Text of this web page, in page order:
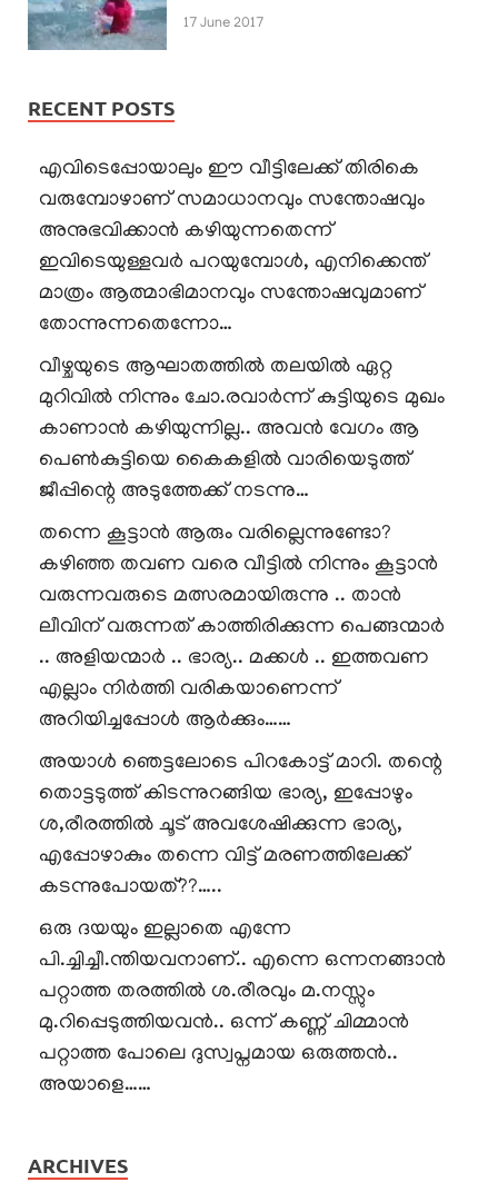
17 June 2017
RECENT POSTS
എവിടെപ്പോയാലും ഈ വീട്ടിലേക്ക് തിരികെ
വരുമ്പോഴാണ് സമാധാനവും സന്തോഷവും
അനുഭവിക്കാൻ കഴിയുന്നതെന്ന്
ഇവിടെയുള്ളവർ പറയുമ്പോൾ, എനിക്കെന്ത്
മാത്രം ആത്മാഭിമാനവും സന്തോഷവുമാണ്
തോന്നുന്നതെന്നോ…
വീഴ്ചയുടെ ആഘാതത്തിൽ തലയിൽ ഏറ്റ
മുറിവിൽ നിന്നും ചോ.രവാർന്ന് കുട്ടിയുടെ മുഖം
കാണാൻ കഴിയുന്നില്ല.. അവൻ വേഗം ആ
പെൺകുട്ടിയെ കൈകളിൽ വാരിയെടുത്ത്
ജീപ്പിന്റെ അടുത്തേക്ക് നടന്നു…
തന്നെ കൂട്ടാൻ ആരും വരില്ലെന്നുണ്ടോ?
കഴിഞ്ഞ തവണ വരെ വീട്ടിൽ നിന്നും കൂട്ടാൻ
വരുന്നവരുടെ മത്സരമായിരുന്നു .. താൻ
ലീവിന് വരുന്നത് കാത്തിരിക്കുന്ന പെങ്ങന്മാർ
.. അളിയന്മാർ .. ഭാര്യ.. മക്കൾ .. ഇത്തവണ
എല്ലാം നിർത്തി വരികയാണെന്ന്
അറിയിച്ചപ്പോൾ ആർക്കും……
അയാൾ ഞെട്ടലോടെ പിറകോട്ട് മാറി. തന്റെ
തൊട്ടടുത്ത് കിടന്നുറങ്ങിയ ഭാര്യ, ഇപ്പോഴും
ശ,രീരത്തിൽ ചൂട് അവശേഷിക്കുന്ന ഭാര്യ,
എപ്പോഴാകും തന്നെ വിട്ട് മരണത്തിലേക്ക്
കടന്നുപോയത്??…..
ഒരു ദയയും ഇല്ലാതെ എന്നേ
പി.ച്ചിച്ചീ.ന്തിയവനാണ്.. എന്നെ ഒന്നനങ്ങാൻ
പറ്റാത്ത തരത്തിൽ ശ.രീരവും മ.നസ്സും
മു.റിപ്പെടുത്തിയവൻ.. ഒന്ന് കണ്ണ് ചിമ്മാൻ
പറ്റാത്ത പോലെ ദുസ്വപ്നമായ ഒരുത്തൻ..
അയാളെ……
ARCHIVES